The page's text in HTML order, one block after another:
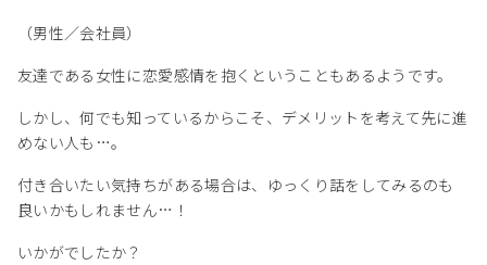
（男性／会社員）
友達である女性に恋愛感情を抱くということもあるようです。
しかし、何でも知っているからこそ、デメリットを考えて先に進
めない人も…。
付き合いたい気持ちがある場合は、ゆっくり話をしてみるのも
良いかもしれません…！
いかがでしたか？